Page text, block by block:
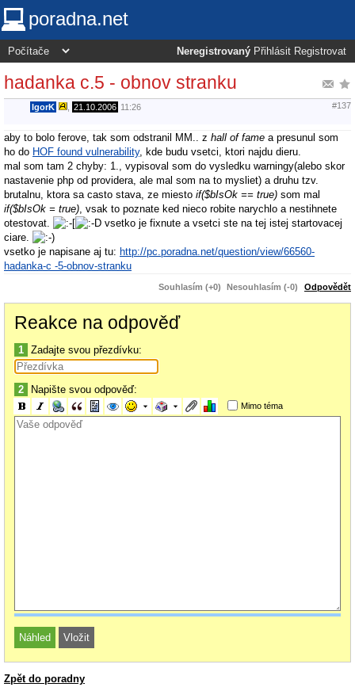
poradna.net
Neregistrovaný Přihlásit Registrovat
hadanka c.5 - obnov stranku
IgorK 21.10.2006 11:26 #137
aby to bolo ferove, tak som odstranil MM.. z hall of fame a presunul som
ho do HOF found vulnerability, kde budu vsetci, ktori najdu dieru.
mal som tam 2 chyby: 1., vypisoval som do vysledku warningy(alebo skor
nastavenie php od providera, ale mal som na to mysliet) a druhu tzv.
brutalnu, ktora sa casto stava, ze miesto if($bIsOk == true) som mal
if($bIsOk = true) , vsak to poznate ked nieco robite narychlo a nestihnete
otestovat.
vsetko je fixnute a vsetci ste na tej istej startovacej
ciare.
vsetko je napisane aj tu: http://pc.poradna.net/question/view/66560-
hadanka-c -5-obnov-stranku
Souhlasím (+0) Nesouhlasím (-0) Odpovědět
Reakce na odpověď
1 Zadajte svou přezdívku:
2 Napište svou odpověď:
Mimo téma
Zpět do poradny